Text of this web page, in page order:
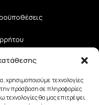
χρησιμοποιούμε τεχνολογίες
πρόσβαση σε πληροφορίες
τεχνολογίες θα μας επιτρέψει